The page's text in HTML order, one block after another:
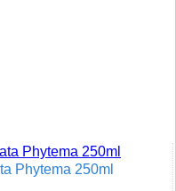
Phytema 250ml